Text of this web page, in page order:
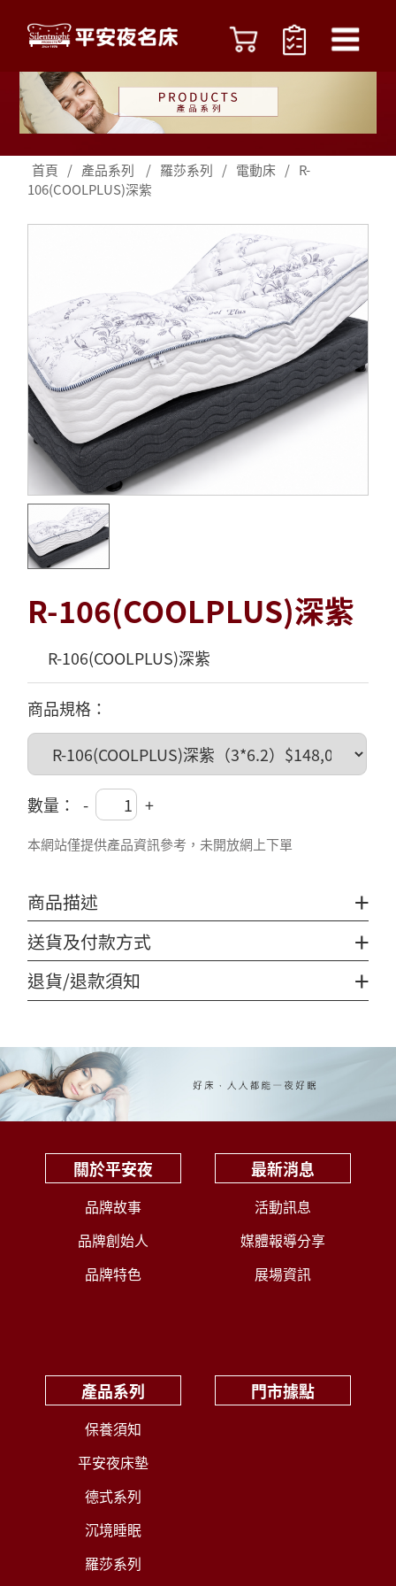
首頁 / 產品系列 / 羅莎系列 / 電動床 / R-
106(COOLPLUS)深紫
R-106(COOLPLUS)深紫
R-106(COOLPLUS)深紫
商品規格：
數量： - +
本網站僅提供產品資訊參考，未開放網上下單
商品描述 +
送貨及付款方式 +
退貨/退款須知 +
關於平安夜
品牌故事
品牌創始人
品牌特色
最新消息
活動訊息
媒體報導分享
展場資訊
產品系列
保養須知
平安夜床墊
德式系列
沉境睡眠
羅莎系列
門市據點